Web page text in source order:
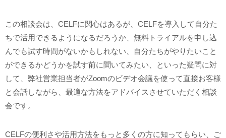
この相談会は、CELFに関心はあるが、CELFを導入して自分た
ちで活用できるようになるだろうか、無料トライアルを申し込
んでも試す時間がないかもしれない、自分たちがやりたいこと
ができるかどうかを試す前に聞いてみたい、といった疑問に対
して、弊社営業担当者がZoomのビデオ会議を使って直接お客様
と会話しながら、最適な方法をアドバイスさせていただく相談
会です。
CELFの便利さや活用方法をもっと多くの方に知ってもらい、ご